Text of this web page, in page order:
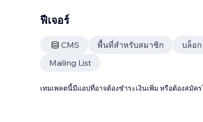
ฟีเจอร์
CMS พื้นที่สำหรับสมาชิก บล็อก
Mailing List
เทมเพลตนี้มีแอปที่อาจต้องชำระเงินเพิ่ม หรือต้องสมัค